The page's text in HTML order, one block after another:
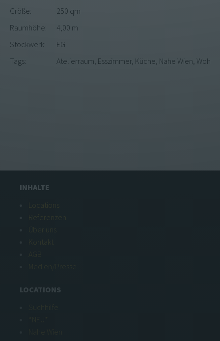
Größe:
250 qm
Raumhöhe:
4,00 m
Stockwerk:
EG
Tags: Atelierraum, Esszimmer, Küche, Nahe Wien,
INHALTE
Locations
Referenzen
Kontakt
AGB
LOCATIONS